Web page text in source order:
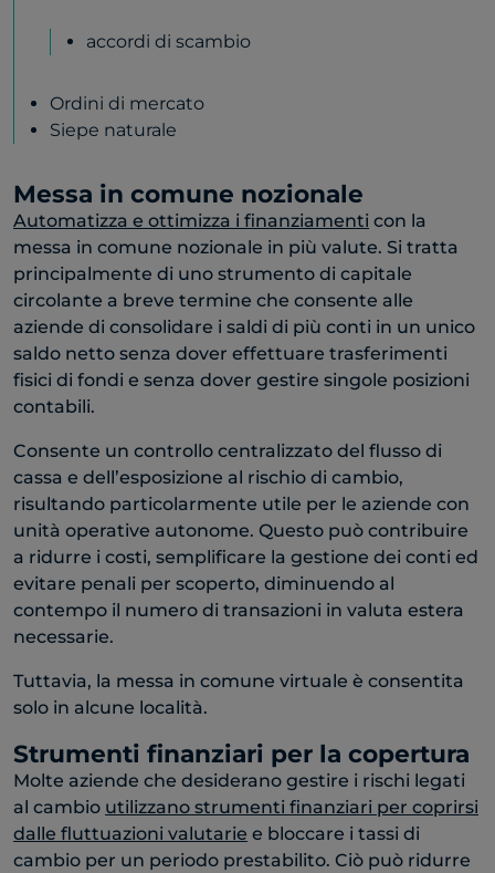
accordi di scambio
Ordini di mercato
Siepe naturale
Messa in comune nozionale
Automatizza e ottimizza i finanziamenti con la
messa in comune nozionale in più valute. Si tratta
principalmente di uno strumento di capitale
circolante a breve termine che consente alle
aziende di consolidare i saldi di più conti in un unico
saldo netto senza dover effettuare trasferimenti
fisici di fondi e senza dover gestire singole posizioni
contabili.
Consente un controllo centralizzato del flusso di
cassa e dell’esposizione al rischio di cambio,
risultando particolarmente utile per le aziende con
unità operative autonome. Questo può contribuire
a ridurre i costi, semplificare la gestione dei conti ed
evitare penali per scoperto, diminuendo al
contempo il numero di transazioni in valuta estera
necessarie.
Tuttavia, la messa in comune virtuale è consentita
solo in alcune località.
Strumenti finanziari per la copertura
Molte aziende che desiderano gestire i rischi legati
al cambio utilizzano strumenti finanziari per coprirsi
dalle fluttuazioni valutarie e bloccare i tassi di
cambio per un periodo prestabilito. Ciò può ridurre